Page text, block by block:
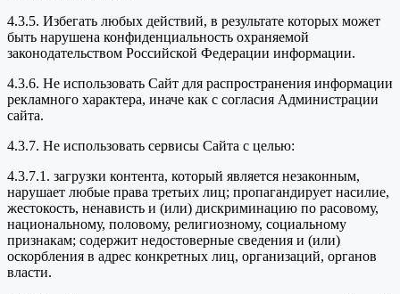
4.3.5. Избегать любых действий, в результате которых может
быть нарушена конфиденциальность охраняемой
законодательством Российской Федерации информации.
4.3.6. Не использовать Сайт для распространения информации
рекламного характера, иначе как с согласия Администрации
сайта.
4.3.7. Не использовать сервисы Сайта с целью:
4.3.7.1. загрузки контента, который является незаконным,
нарушает любые права третьих лиц; пропагандирует насилие,
жестокость, ненависть и (или) дискриминацию по расовому,
национальному, половому, религиозному, социальному
признакам; содержит недостоверные сведения и (или)
оскорбления в адрес конкретных лиц, организаций, органов
власти.